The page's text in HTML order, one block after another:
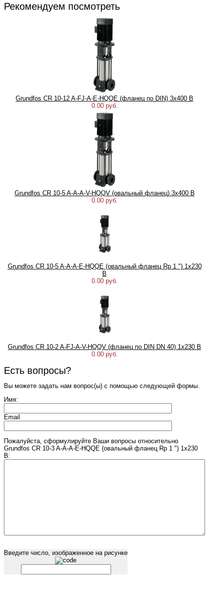
Рекомендуем посмотреть
Grundfos CR 10-12 A-FJ-A-E-HQQE (фланец по DIN) 3х400 В
0.00 руб.
Grundfos CR 10-5 A-A-A-V-HQQV (овальный фланец) 3х400 В
0.00 руб.
Grundfos CR 10-5 A-A-A-E-HQQE (овальный фланец Rp 1 ") 1х230
В
0.00 руб.
Grundfos CR 10-2 A-FJ-A-V-HQQV (фланец по DIN DN 40) 1х230 В
0.00 руб.
Есть вопросы?
Вы можете задать нам вопрос(ы) с помощью следующей формы.
Имя:
Email
Пожалуйста, сформулируйте Ваши вопросы относительно
Grundfos CR 10-3 A-A-A-E-HQQE (овальный фланец Rp 1 ") 1х230
В:
Введите число, изображенное на рисунке